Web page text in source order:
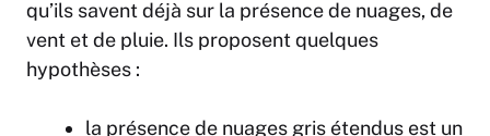
qu’ils savent déjà sur la présence de nuages, de
vent et de pluie. Ils proposent quelques
hypothèses :
la présence de nuages gris étendus est un